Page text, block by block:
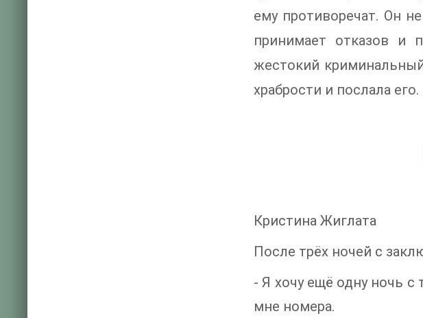
ему противоречат. Он
принимает отказов и
жестокий
храбрости и послала его.
Кристина Жиглата
После трёх ночей с
- Я хочу ещё одну ночь с
мне номера.